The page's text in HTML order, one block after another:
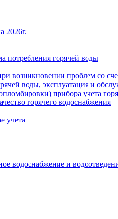
2026г.
потребления горячей воды
возникновении проблем со
воды, эксплуатация и
прибора учета
горячего водоснабжения
учета
водоснабжение и